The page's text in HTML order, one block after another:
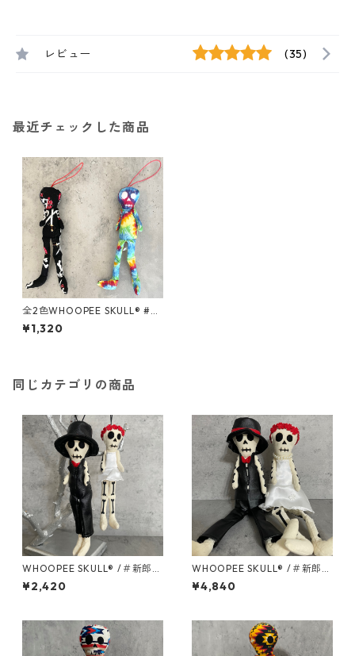
レビュー (35)
最近チェックした商品
全2色WHOOPEE SKULL® #US
¥1,320
同じカテゴリの商品
WHOOPEE SKULL® /＃新郎S
サイズ/＃新婦Sサイズ
¥2,420
WHOOPEE SKULL® /＃新郎M
サイズ/＃新婦Mサイズ
¥4,840